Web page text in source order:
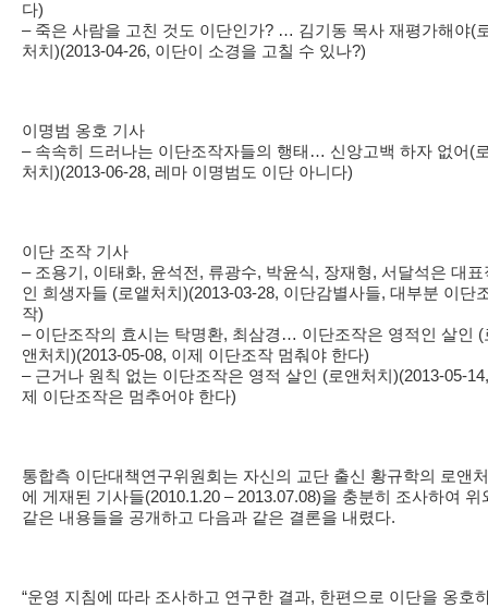
다)
– 죽은 사람을 고친 것도 이단인가? … 김기동 목사 재평가해야(
처치)(2013-04-26, 이단이 소경을 고칠 수 있나?)
이명범 옹호 기사
– 속속히 드러나는 이단조작자들의 행태… 신앙고백 하자 없어(
처치)(2013-06-28, 레마 이명범도 이단 아니다)
이단 조작 기사
– 조용기, 이태화, 윤석전, 류광수, 박윤식, 장재형, 서달석은 대표
인 희생자들 (로앹처치)(2013-03-28, 이단감별사들, 대부분 이단
작)
– 이단조작의 효시는 탁명환, 최삼경… 이단조작은 영적인 살인 (
앤처치)(2013-05-08, 이제 이단조작 멈춰야 한다)
– 근거나 원칙 없는 이단조작은 영적 살인 (로앤처치)(2013-05-
제 이단조작은 멈추어야 한다)
통합측 이단대책연구위원회는 자신의 교단 출신 황규학의 로앤
에 게재된 기사들(2010.1.20 – 2013.07.08)을 충분히 조사하여 위
같은 내용들을 공개하고 다음과 같은 결론을 내렸다.
“운영 지침에 따라 조사하고 연구한 결과, 한편으로 이단을 옹호